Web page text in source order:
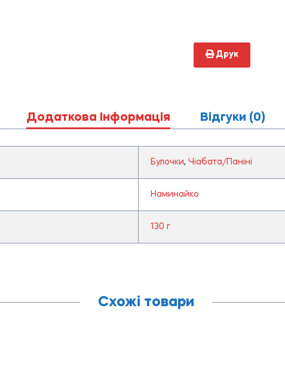
Друк
Додаткова Інформація Відгуки (0)
Булочки, Чіабата/Паніні
Наминайко
130 г
Схожі товари